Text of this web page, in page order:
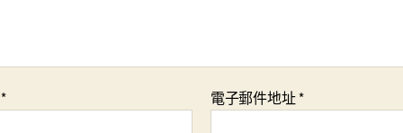
* 電子郵件地址*